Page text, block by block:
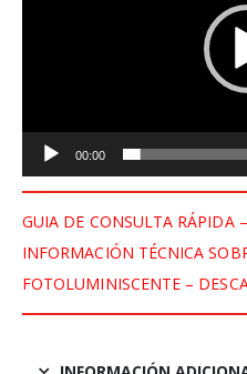
00:00
GUIA DE CONSULTA RÁPIDA
INFORMACIÓN TÉCNICA
FOTOLUMINISCENTE –